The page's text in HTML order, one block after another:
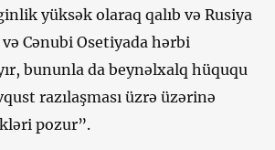
yüksək olaraq qalıb və Rusiya
Cənubi Osetiyada hərbi
bununla da beynəlxalq hüququ
razılaşması üzrə üzərinə
pozur”.